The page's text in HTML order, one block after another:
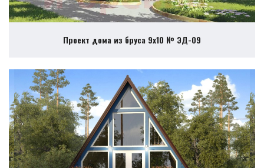
Проект дома из бруса 9х10 № ЭД-09